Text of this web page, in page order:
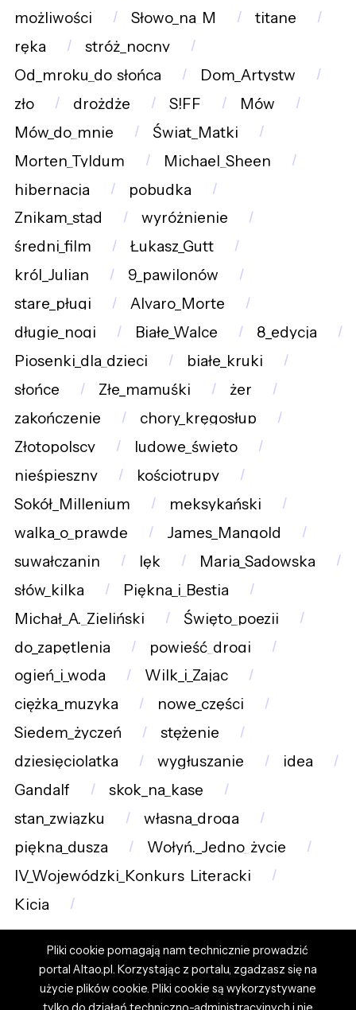
możliwości
Słowo_na_M
titane
ręka
stróż_nocny
Od_mroku_do_słońca
Dom_Artystw
zło
drożdże S!FF
Mów
Mów_do_mnie
Świat_Matki
Morten_Tyldum
Michael_Sheen
hibernacja
pobudka
Znikam_stąd
wyróżnienie
średni_film
Łukasz_Gutt
król_Julian
9_pawilonów
stare_pługi
Alvaro_Morte
długie_nogi
Białe_Walce
8_edycja
Piosenki_dla_dzieci
białe_kruki
słońce
Złe_mamuśki
żer
zakończenie
chory_kręgosłup
Złotopolscy
ludowe_święto
nieśpieszny
kościotrupy
Sokół_Millenium
meksykański
walka_o_prawdę
James_Mangold
suwałczanin
lęk
Maria_Sadowska
słów_kilka
Piękna_i_Bestia
Michał_A._Zieliński
Święto_poezji
do_zapętlenia
powieść_drogi
ogień_i_woda
Wilk_i_Zając
ciężka_muzyka
nowe_części
Siedem_życzeń
stężenie
dziesięciolatka
wygłuszanie
idea
Gandalf
skok_na_kasę
stan_związku
własna_droga
piękna_dusza
Wołyń._Jedno_życie
IV_Wojewódzki_Konkurs_Literacki
Kicia
Pliki cookie pomagają nam technicznie prowadzić
portal Altao.pl. Korzystając z portalu, zgadzasz się na
użycie plików cookie. Pliki cookie są wykorzystywane